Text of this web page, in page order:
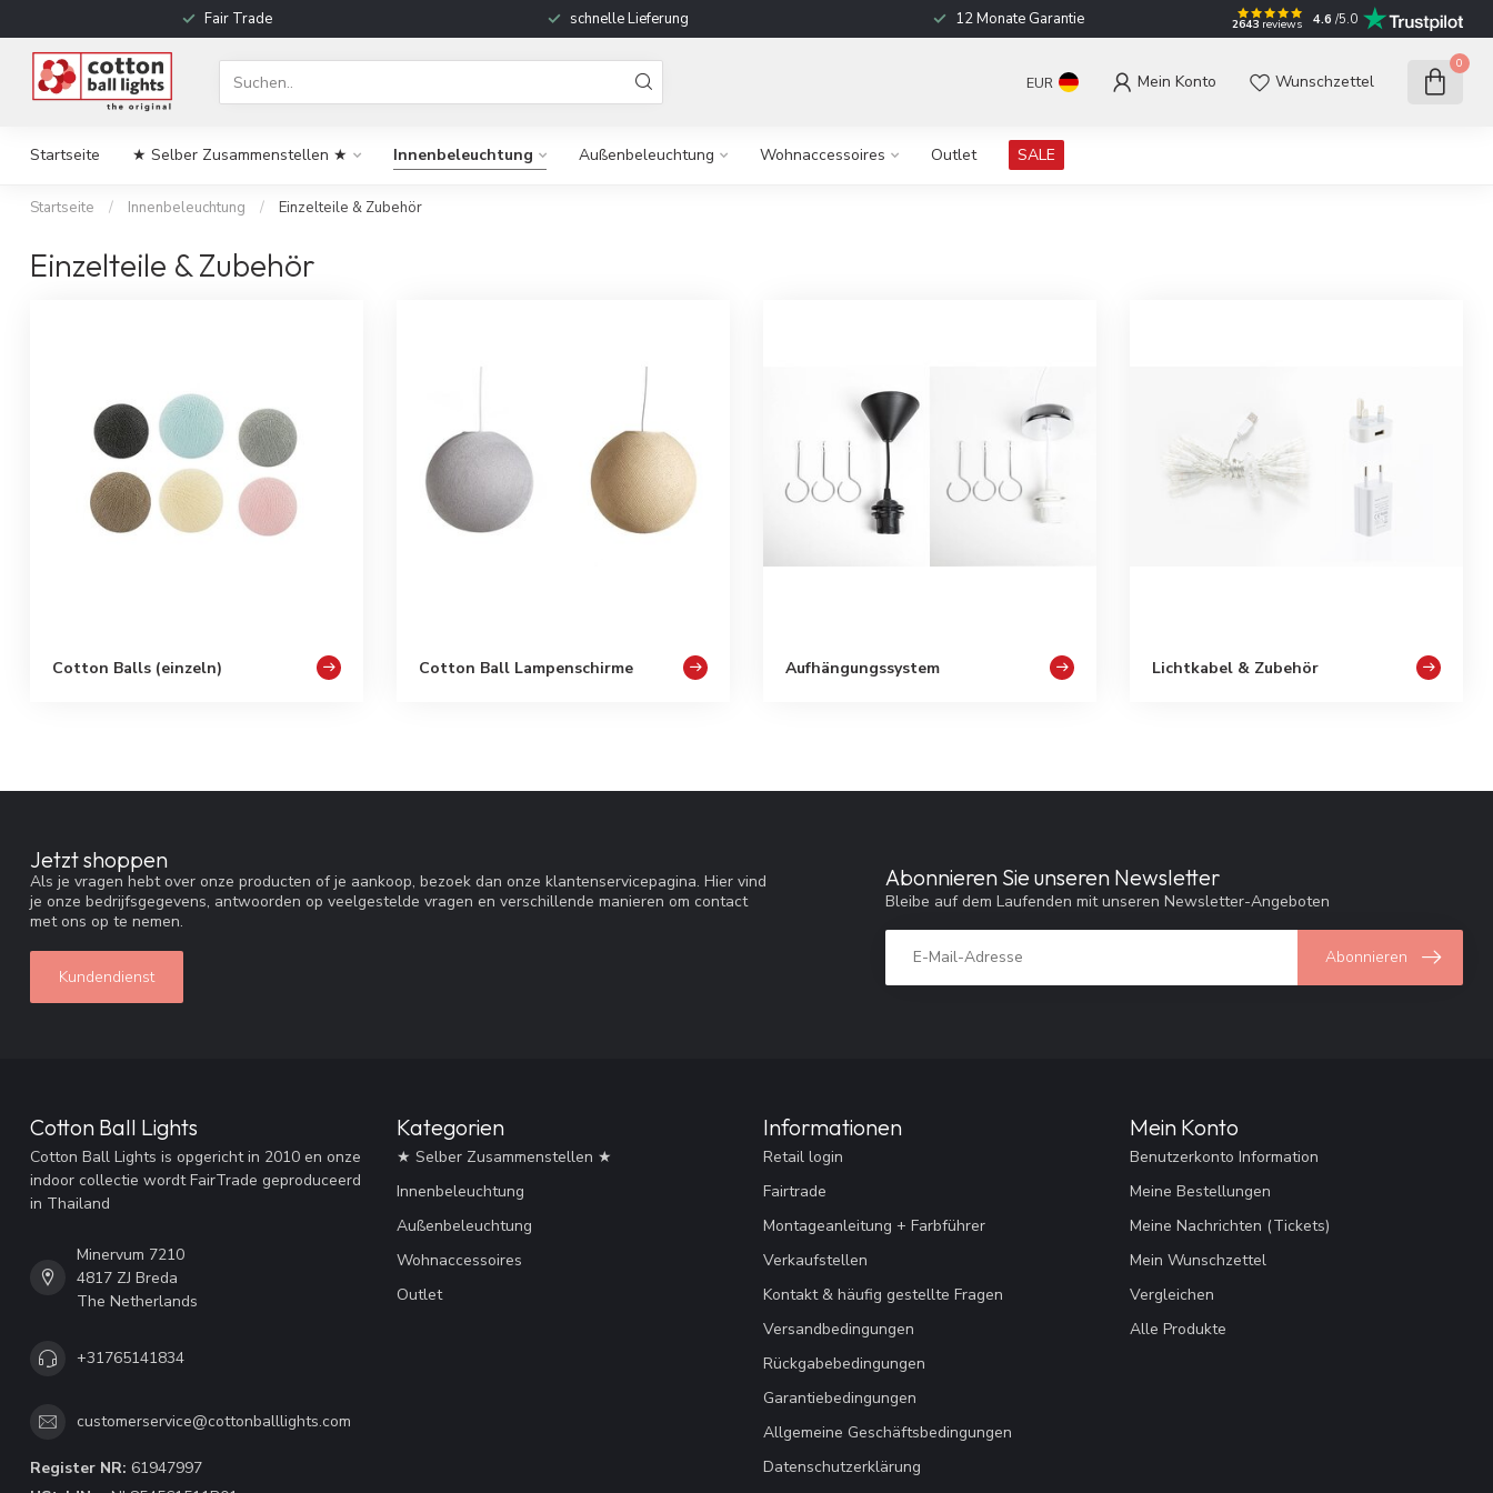
Fair Trade schnelle Lieferung 12 Monate Garantie 2643 reviews 4.6 /5.0
EUR Mein Konto Wunschzettel
0
Startseite ★ Selber Zusammenstellen ★ Innenbeleuchtung Außenbeleuchtung Wohnaccessoires Outlet SALE
Startseite / Innenbeleuchtung / Einzelteile & Zubehör
Einzelteile & Zubehör
Cotton Balls (einzeln) Cotton Ball Lampenschirme Aufhängungssystem Lichtkabel & Zubehör
Jetzt shoppen
Als je vragen hebt over onze producten of je aankoop, bezoek dan onze klantenservicepagina. Hier vind
je onze bedrijfsgegevens, antwoorden op veelgestelde vragen en verschillende manieren om contact
met ons op te nemen.
Kundendienst
Abonnieren Sie unseren Newsletter
Bleibe auf dem Laufenden mit unseren Newsletter-Angeboten
Abonnieren
Cotton Ball Lights
Cotton Ball Lights is opgericht in 2010 en onze
indoor collectie wordt FairTrade geproduceerd
in Thailand
Minervum 7210
4817 ZJ Breda
The Netherlands
+31765141834
customerservice@cottonballlights.com
Register NR: 61947997
Kategorien
★ Selber Zusammenstellen ★
Innenbeleuchtung
Außenbeleuchtung
Wohnaccessoires
Outlet
Informationen
Retail login
Fairtrade
Montageanleitung + Farbführer
Verkaufstellen
Kontakt & häufig gestellte Fragen
Versandbedingungen
Rückgabebedingungen
Garantiebedingungen
Allgemeine Geschäftsbedingungen
Datenschutzerklärung
Mein Konto
Benutzerkonto Information
Meine Bestellungen
Meine Nachrichten (Tickets)
Mein Wunschzettel
Vergleichen
Alle Produkte